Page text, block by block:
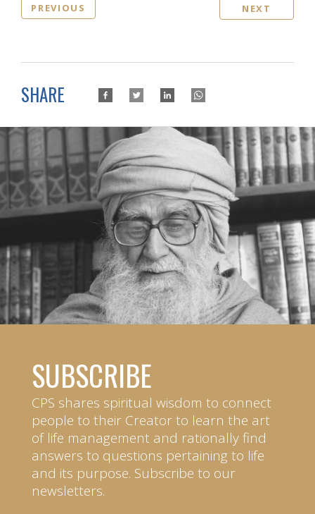
PREVIOUS NEXT
SHARE
SUBSCRIBE
CPS shares spiritual wisdom to connect
people to their Creator to learn the art
of life management and rationally find
answers to questions pertaining to life
and its purpose. Subscribe to our
newsletters.